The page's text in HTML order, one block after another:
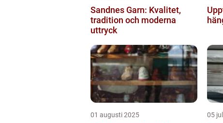
Sandnes Garn: Kvalitet,
tradition och moderna
uttryck
01 augusti 2025 05